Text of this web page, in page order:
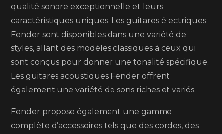
qualité sonore exceptionnelle et leurs
caractéristiques uniques. Les guitares électriques
Fender sont disponibles dans une variété de
styles, allant des modèles classiques à ceux qui
sont conçus pour donner une tonalité spécifique.
Les guitares acoustiques Fender offrent
également une variété de sons riches et variés.
Fender propose également une gamme
complète d’accessoires tels que des cordes, des